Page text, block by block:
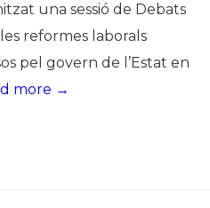
una sessió de Debats
reformes laborals
pel govern de l’Estat en
more →